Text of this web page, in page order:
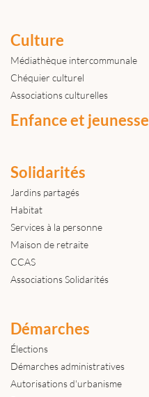
Culture
Médiathèque intercommunale
Chéquier culturel
Associations culturelles
Enfance et jeunesse
Solidarités
Jardins partagés
Habitat
Services à la personne
Maison de retraite
CCAS
Associations Solidarités
Démarches
Élections
Démarches administratives
Autorisations d'urbanisme